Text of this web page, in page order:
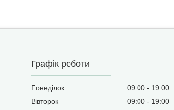
Графік роботи
Понеділок 09:00
19:00
Вівторок
09:00
19:00